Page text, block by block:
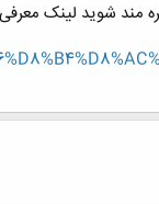
مند شوید لینک